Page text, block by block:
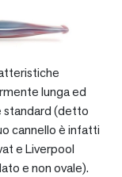
lunga ed
standard (detto
cannello è infatti
e Liverpool
e non ovale).